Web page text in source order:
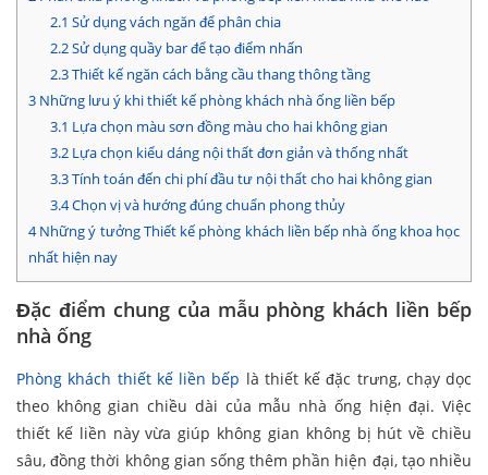
2.1 Sử dụng vách ngăn để phân chia
2.2Sử dụng quầy bar để tạo điểm nhấn
2.3Thiết kế ngăn cách bằng cầu thang thông tầng
3 Những lưu ý khi thiết kế phòng khách nhà ống liền bếp
3.1 Lựa chọn màu sơn đồng màu cho hai không gian
3.2Lựa chọn kiểu dáng nội thất đơn giản và thống nhất
3.3Tính toán đến chi phí đầu tư nội thất cho hai không gian
3.4Chọn vị và hướng đúng chuẩn phong thủy
4Những ý tưởng Thiết kế phòng khách liền bếp nhà ống khoa học
nhất hiện nay
Đặc điểm chung của mẫu phòng khách liền bếp
nhà ống
Phòng khách thiết kế liền bếp là thiết kế đặc trưng, chạy dọc
theo không gian chiều dài của mẫu nhà ống hiện đại. Việc
thiết kế liền này vừa giúp không gian không bị hút về chiều
sâu, đồng thời không gian sống thêm phần hiện đại, tạo nhiều